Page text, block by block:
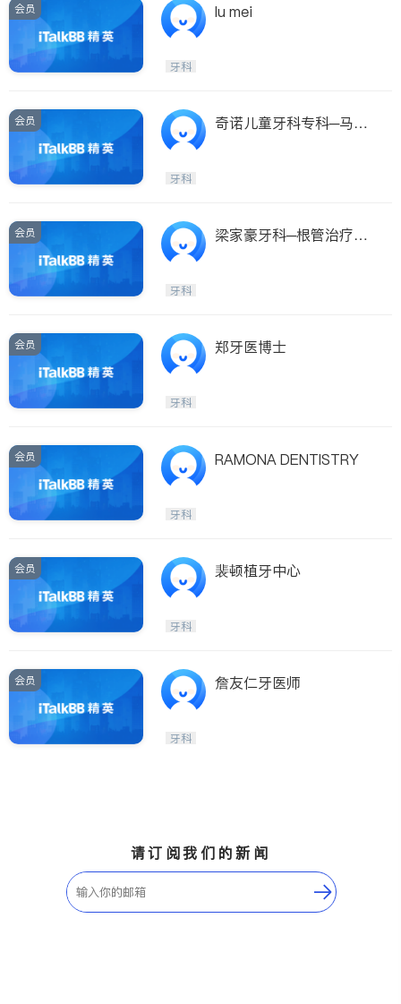
会员 lu mei
牙科
会员
奇诺儿童牙科专科─马凯
牙科
会员
梁家豪牙科─根管治疗专
牙科
会员 郑牙医博士
牙科
会员 RAMONA DENTISTRY
牙科
会员 裴顿植牙中心
牙科
会员 詹友仁牙医师
牙科
请订阅我们的新闻